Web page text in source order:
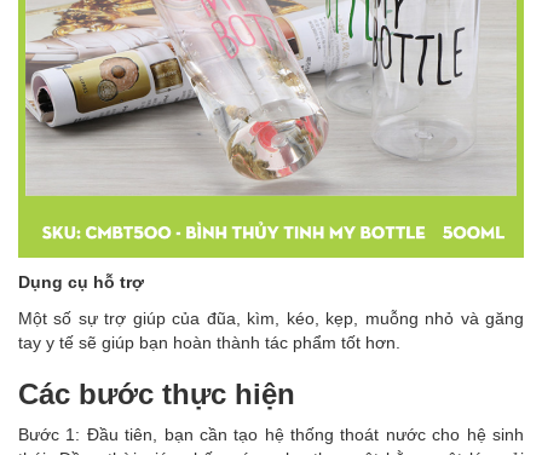
Dụng cụ hỗ trợ
Một số sự trợ giúp của đũa, kìm, kéo, kẹp, muỗng nhỏ và găng
tay y tế sẽ giúp bạn hoàn thành tác phẩm tốt hơn.
Các bước thực hiện
Bước 1: Đầu tiên, bạn cần tạo hệ thống thoát nước cho hệ sinh